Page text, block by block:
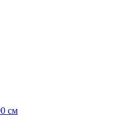
см